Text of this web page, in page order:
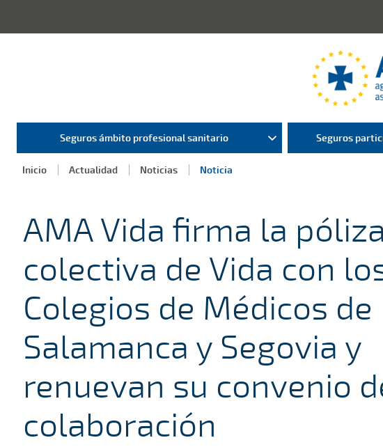
Seguros ámbito profesional sanitario Seguros
Inicio Actualidad Noticias Noticia
AMA Vida firma la póliza
colectiva de Vida con
Colegios de Médicos de
Salamanca y Segovia y
renuevan su convenio
colaboración